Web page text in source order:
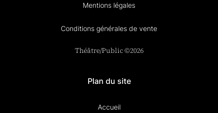
Mentions légales
Conditions générales de vente
Théâtre/Public ©2026
Plan du site
Accueil